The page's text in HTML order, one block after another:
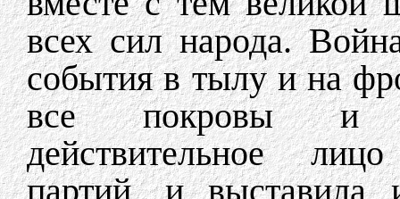
всех сил народа.
события в тылу и на
все покровы и
действительное
партий, и